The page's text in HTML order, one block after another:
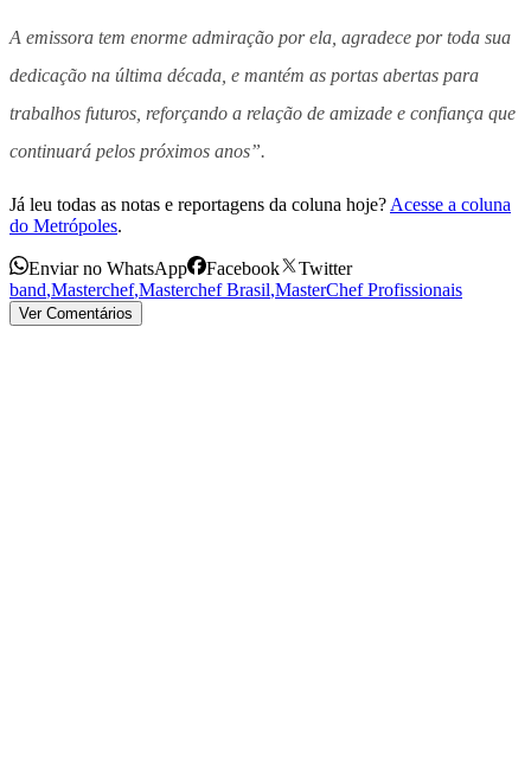
A emissora tem enorme admiração por ela, agradece por toda sua
dedicação na última década, e mantém as portas abertas para
trabalhos futuros, reforçando a relação de amizade e confiança que
continuará pelos próximos anos”.
Já leu todas as notas e reportagens da coluna hoje? Acesse a coluna
do Metrópoles.
Enviar no WhatsApp Facebook
Twitter
band,Masterchef,Masterchef Brasil,MasterChef Profissionais
Ver Comentários